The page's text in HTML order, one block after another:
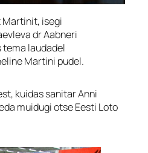
Martinit, isegi
dr Aabneri
laudadel
Martini pudel.
kuidas sanitar Anni
muidugi otse Eesti Loto